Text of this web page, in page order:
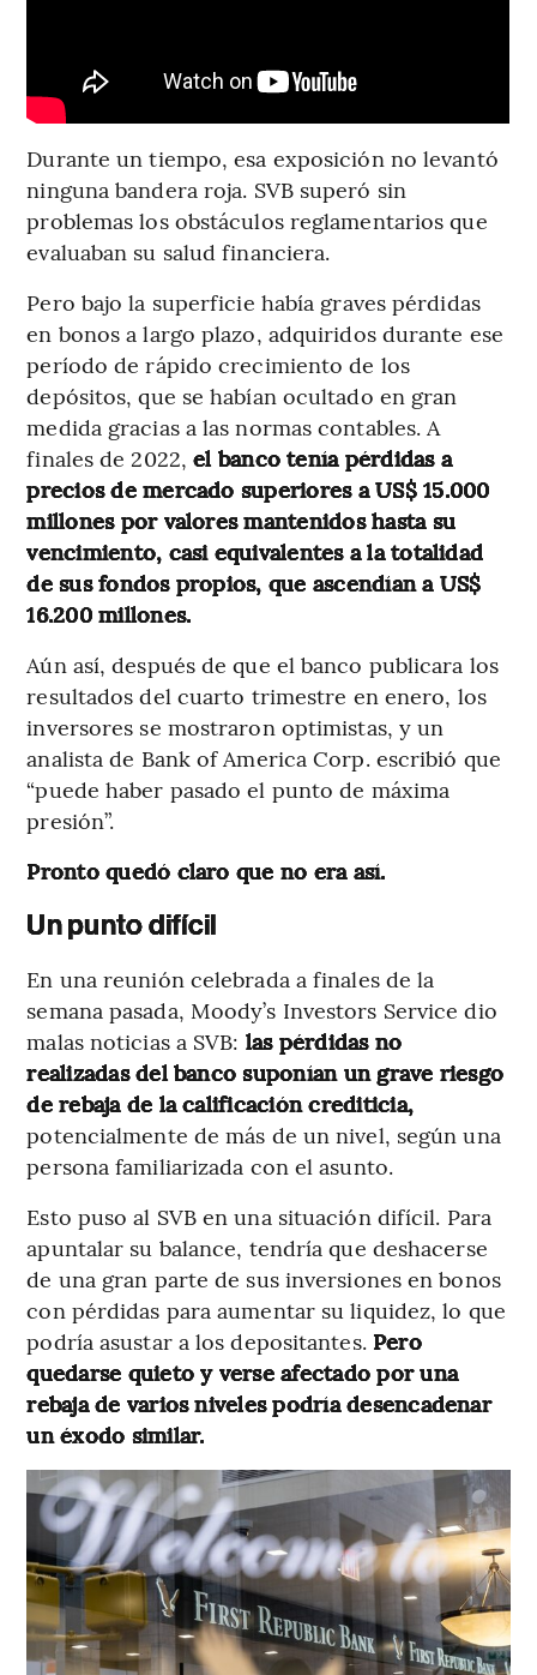
Durante un tiempo, esa exposición no levantó
ninguna bandera roja. SVB superó sin
problemas los obstáculos reglamentarios que
evaluaban su salud financiera.
Pero bajo la superficie había graves pérdidas
en bonos a largo plazo, adquiridos durante ese
período de rápido crecimiento de los
depósitos, que se habían ocultado en gran
medida gracias a las normas contables. A
finales de 2022,el banco tenía pérdidas a
precios de mercado superiores a US$ 15.000
millones por valores mantenidos hasta su
vencimiento, casi equivalentes a la totalidad
de sus fondos propios, que ascendían a US$
16.200 millones.
Aún así, después de que el banco publicara los
resultados del cuarto trimestre en enero, los
inversores se mostraron optimistas, y un
analista de Bank of America Corp. escribió que
“puede haber pasado el punto de máxima
presión”.
Pronto quedó claro que no era así.
Un punto difícil
En una reunión celebrada a finales de la
semana pasada, Moody’s Investors Service dio
malas noticias a SVB: las pérdidas no
realizadas del banco suponían un grave riesgo
de rebaja de la calificación crediticia,
potencialmente de más de un nivel, según una
persona familiarizada con el asunto.
Esto puso al SVB en una situación difícil. Para
apuntalar su balance, tendría que deshacerse
de una gran parte de sus inversiones en bonos
con pérdidas para aumentar su liquidez, lo que
podría asustar a los depositantes. Pero
quedarse quieto y verse afectado por una
rebaja de varios niveles podría desencadenar
un éxodo similar.